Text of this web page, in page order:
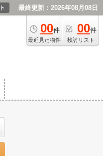
最終更新：2026年08月08日
00件
最近見た物件
00件
検討リスト